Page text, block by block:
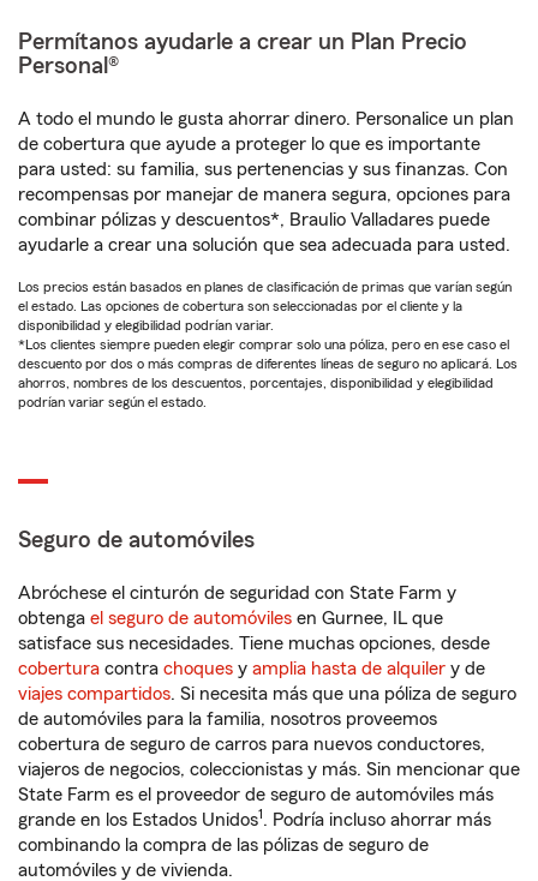
Permítanos ayudarle a crear un Plan Precio
Personal®
A todo el mundo le gusta ahorrar dinero. Personalice un plan
de cobertura que ayude a proteger lo que es importante
para usted: su familia, sus pertenencias y sus finanzas. Con
recompensas por manejar de manera segura, opciones para
combinar pólizas y descuentos*, Braulio Valladares puede
ayudarle a crear una solución que sea adecuada para usted.
Los precios están basados en planes de clasificación de primas que varían según
el estado. Las opciones de cobertura son seleccionadas por el cliente y la
disponibilidad y elegibilidad podrían variar.
*Los clientes siempre pueden elegir comprar solo una póliza, pero en ese caso el
descuento por dos o más compras de diferentes líneas de seguro no aplicará. Los
ahorros, nombres de los descuentos, porcentajes, disponibilidad y elegibilidad
podrían variar según el estado.
Seguro de automóviles
Abróchese el cinturón de seguridad con State Farm y
obtenga el seguro de automóviles en Gurnee, IL que
satisface sus necesidades. Tiene muchas opciones, desde
cobertura contra choques y amplia hasta de alquiler y de
viajes compartidos. Si necesita más que una póliza de seguro
de automóviles para la familia, nosotros proveemos
cobertura de seguro de carros para nuevos conductores,
viajeros de negocios, coleccionistas y más. Sin mencionar que
State Farm es el proveedor de seguro de automóviles más
grande en los Estados Unidos1. Podría incluso ahorrar más
combinando la compra de las pólizas de seguro de
automóviles y de vivienda.